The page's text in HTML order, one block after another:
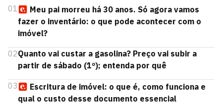
01
Meu pai morreu há 30 anos. Só agora vamos
fazer o inventário: o que pode acontecer com o
imóvel?
02Quanto vai custar a gasolina? Preço vai subir a
partir de sábado (1º); entenda por quê
03
Escritura de imóvel: o que é, como funciona e
qual o custo desse documento essencial